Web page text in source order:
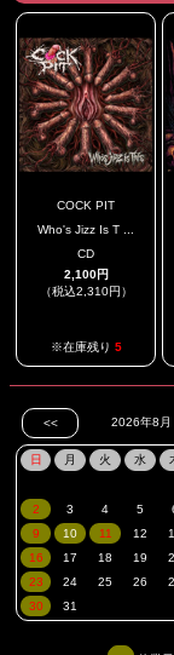
COCK PIT
Who's Jizz Is T ...
CD
2,100円
（税込2,310円）
※在庫残り 5